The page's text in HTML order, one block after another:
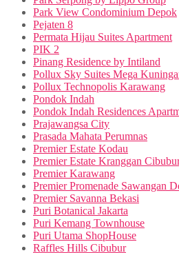
Park View Condominium Depok
Pejaten 8
Permata Hijau Suites Apartment
PIK 2
Pinang Residence by Intiland
Pollux Sky Suites Mega
Pollux Technopolis Karawang
Pondok Indah
Pondok Indah Residences
Prajawangsa City
Prasada Mahata Perumnas
Premier Estate Kodau
Premier Estate Kranggan
Premier Karawang
Premier Promenade Sawangan
Premier Savanna Bekasi
Puri Botanical Jakarta
Puri Kemang Townhouse
Puri Utama ShopHouse
Raffles Hills Cibubur